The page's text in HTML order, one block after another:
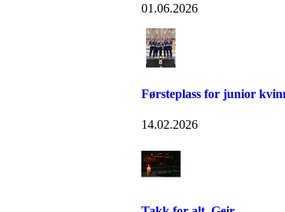
01.06.2026
Førsteplass for junior
14.02.2026